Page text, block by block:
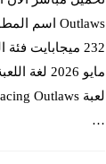
مايو 2026
…